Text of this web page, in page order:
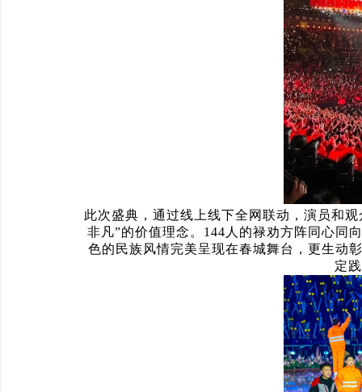
此次盛典，通过线上线下全网联动，演员和
非凡”的价值理念。144人的禄劝方阵同心同
色的民族风情完美呈现在春城舞台，更生动
定